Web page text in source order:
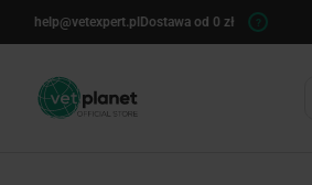
Dostawa od 0 zł ?